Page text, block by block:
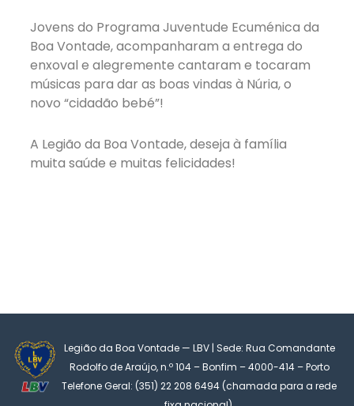
Jovens do Programa Juventude Ecuménica da
Boa Vontade, acompanharam a entrega do
enxoval e alegremente cantaram e tocaram
músicas para dar as boas vindas à Núria, o
novo “cidadão bebé”!
A Legião da Boa Vontade, deseja à família
muita saúde e muitas felicidades!
Legião da Boa Vontade — LBV | Sede: Rua Comandante
Rodolfo de Araújo, n.º 104 – Bonfim – 4000-414 – Porto
Telefone Geral: (351) 22 208 6494 (chamada para a rede